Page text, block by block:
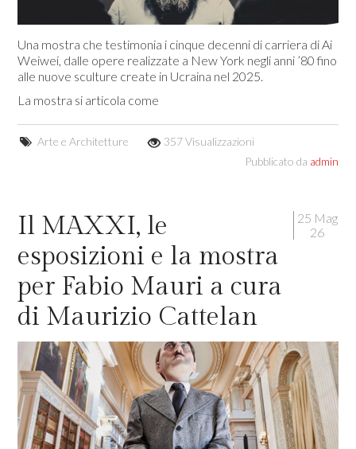
Una mostra che testimonia i cinque decenni di carriera di Ai
Weiwei, dalle opere realizzate a New York negli anni ’80 fino
alle nuove sculture create in Ucraina nel 2025.
La mostra si articola come
Arte e Architetture
357 Visualizzazioni
Pubblicato da admin
25 Mag
26
Il MAXXI, le
esposizioni e la mostra
per Fabio Mauri a cura
di Maurizio Cattelan